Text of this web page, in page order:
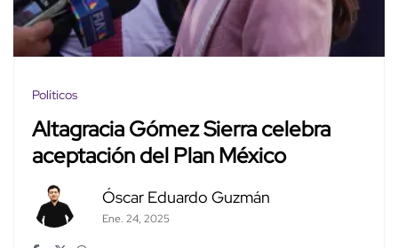
Políticos
Altagracia Gómez Sierra celebra
aceptación del Plan México
Óscar Eduardo Guzmán
Ene. 24, 2025